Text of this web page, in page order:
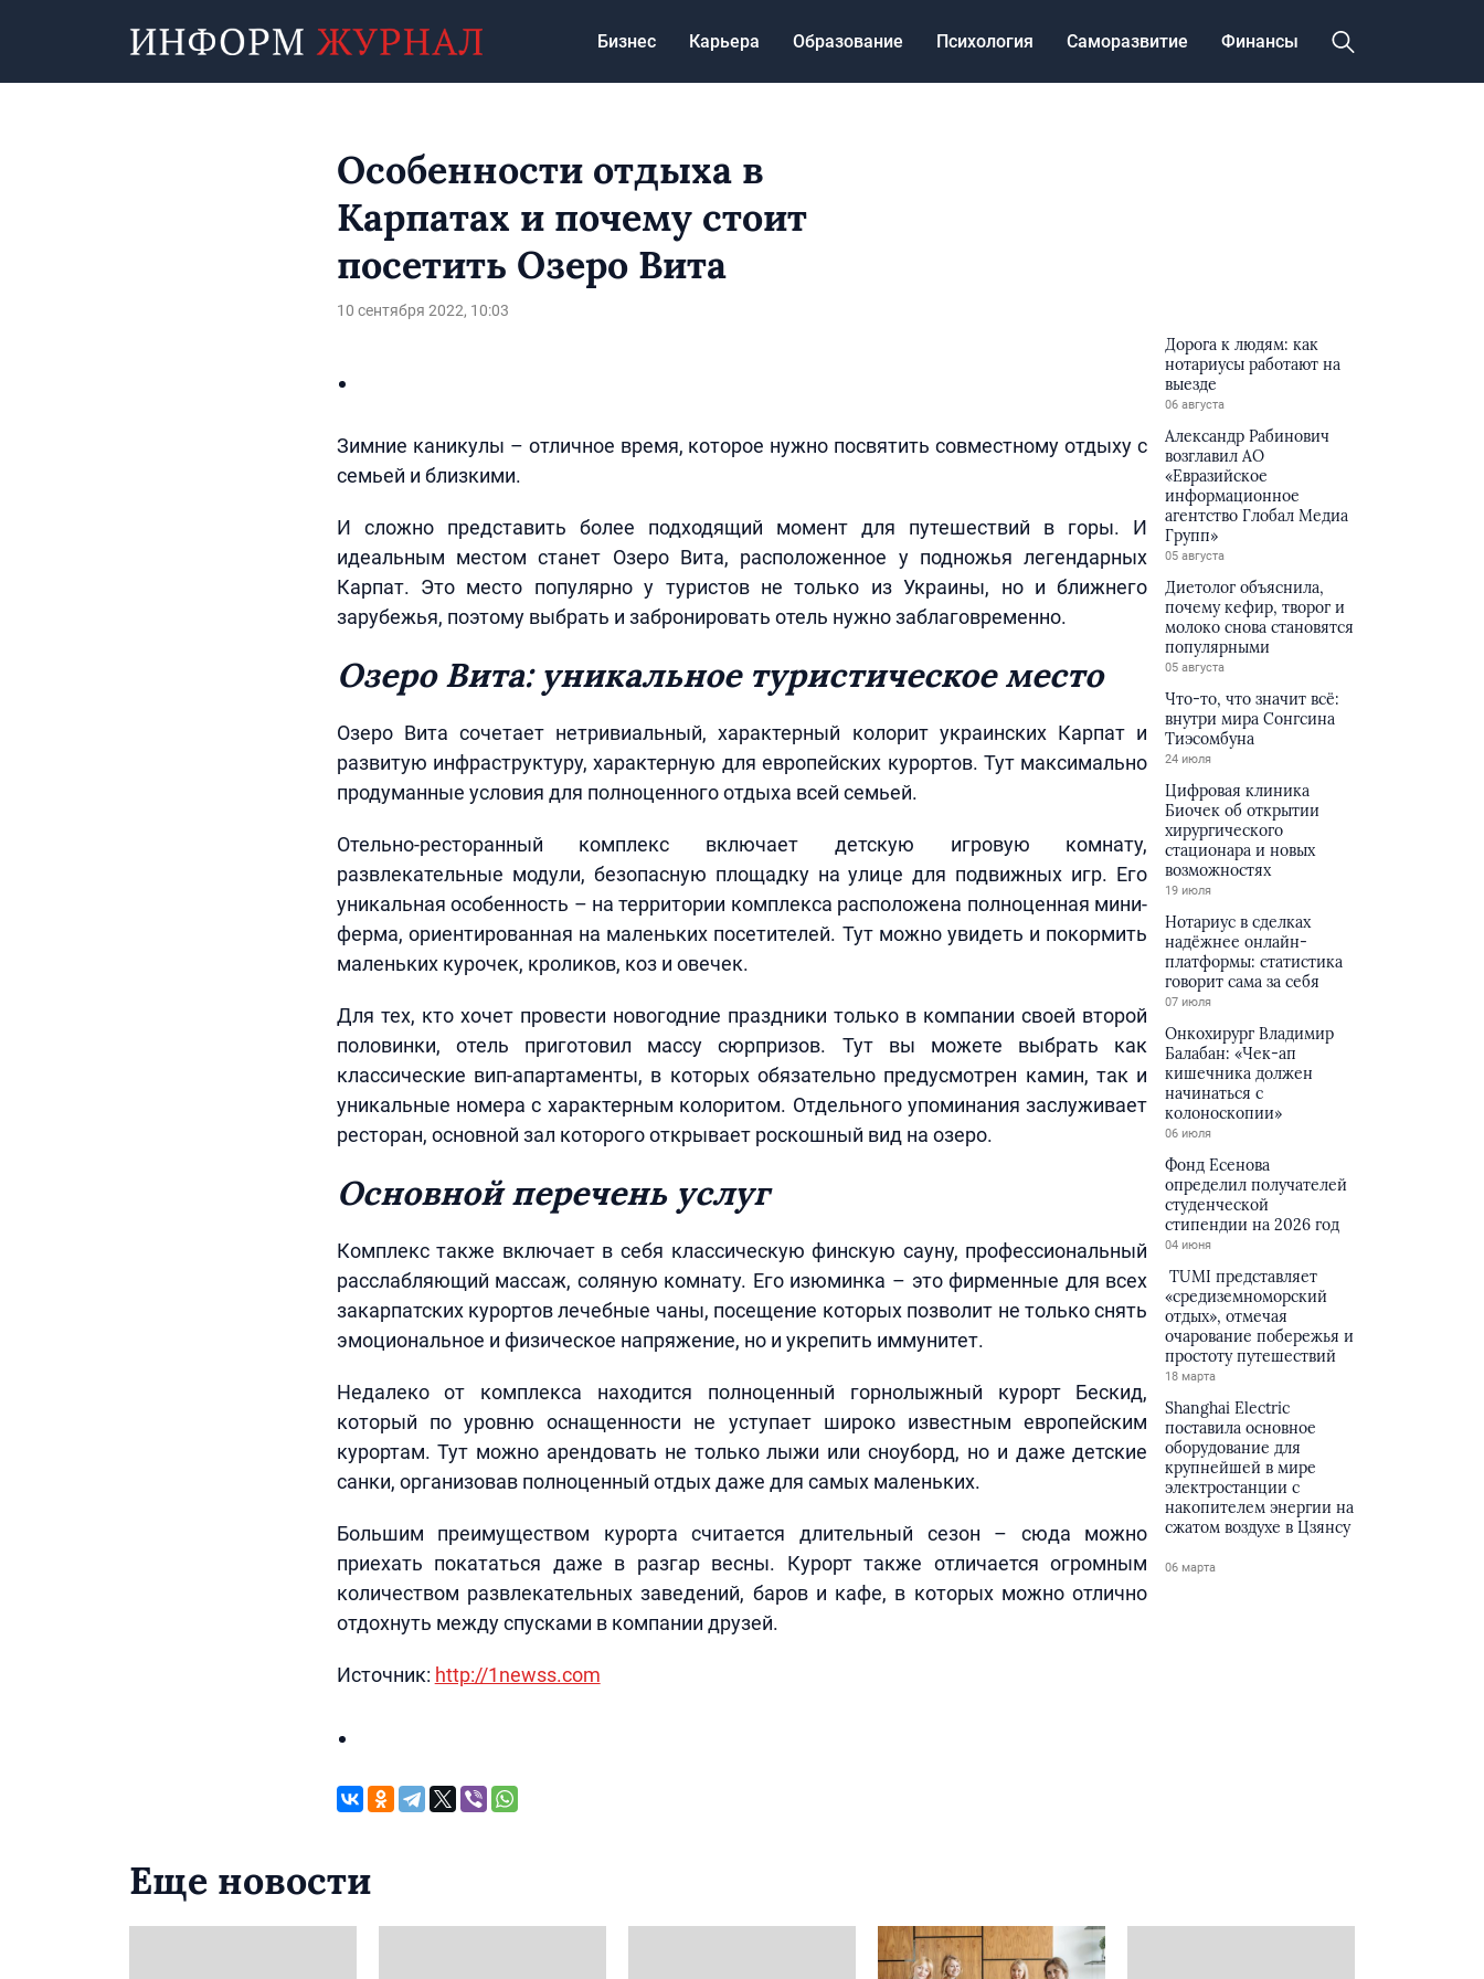
Бизнес Карьера Образование Психология Саморазвитие Финансы
Особенности отдыха в
Карпатах и почему стоит
посетить Озеро Вита
10 сентября 2022, 10:03
Зимние каникулы – отличное время, которое нужно посвятить совместному отдыху с
семьей и близкими.
И сложно представить более подходящий момент для путешествий в горы. И
идеальным местом станет Озеро Вита, расположенное у подножья легендарных
Карпат. Это место популярно у туристов не только из Украины, но и ближнего
зарубежья, поэтому выбрать и забронировать отель нужно заблаговременно.
Озеро Вита: уникальное туристическое место
Озеро Вита сочетает нетривиальный, характерный колорит украинских Карпат и
развитую инфраструктуру, характерную для европейских курортов. Тут максимально
продуманные условия для полноценного отдыха всей семьей.
Отельно-ресторанный комплекс включает детскую игровую комнату,
развлекательные модули, безопасную площадку на улице для подвижных игр. Его
уникальная особенность – на территории комплекса расположена полноценная мини-
ферма, ориентированная на маленьких посетителей. Тут можно увидеть и покормить
маленьких курочек, кроликов, коз и овечек.
Для тех, кто хочет провести новогодние праздники только в компании своей второй
половинки, отель приготовил массу сюрпризов. Тут вы можете выбрать как
классические вип-апартаменты, в которых обязательно предусмотрен камин, так и
уникальные номера с характерным колоритом. Отдельного упоминания заслуживает
ресторан, основной зал которого открывает роскошный вид на озеро.
Основной перечень услуг
Комплекс также включает в себя классическую финскую сауну, профессиональный
расслабляющий массаж, соляную комнату. Его изюминка – это фирменные для всех
закарпатских курортов лечебные чаны, посещение которых позволит не только снять
эмоциональное и физическое напряжение, но и укрепить иммунитет.
Недалеко от комплекса находится полноценный горнолыжный курорт Бескид,
который по уровню оснащенности не уступает широко известным европейским
курортам. Тут можно арендовать не только лыжи или сноуборд, но и даже детские
санки, организовав полноценный отдых даже для самых маленьких.
Большим преимуществом курорта считается длительный сезон – сюда можно
приехать покататься даже в разгар весны. Курорт также отличается огромным
количеством развлекательных заведений, баров и кафе, в которых можно отлично
отдохнуть между спусками в компании друзей.
Источник: http://1newss.com
Дорога к людям: как
нотариусы работают на
выезде
06 августа
Александр Рабинович
возглавил АО
«Евразийское
информационное
агентство Глобал Медиа
Групп»
05 августа
Диетолог объяснила,
почему кефир, творог и
молоко снова становятся
популярными
05 августа
Что-то, что значит всё:
внутри мира Сонгсина
Тиэсомбуна
24 июля
Цифровая клиника
Биочек об открытии
хирургического
стационара и новых
возможностях
19 июля
Нотариус в сделках
надёжнее онлайн-
платформы: статистика
говорит сама за себя
07 июля
Онкохирург Владимир
Балабан: «Чек-ап
кишечника должен
начинаться с
колоноскопии»
06 июля
Фонд Есенова
определил получателей
студенческой
стипендии на 2026 год
04 июня
TUMI представляет
«средиземноморский
отдых», отмечая
очарование побережья и
простоту путешествий
18 марта
Shanghai Electric
поставила основное
оборудование для
крупнейшей в мире
электростанции с
накопителем энергии на
сжатом воздухе в Цзянсу
06 марта
Еще новости